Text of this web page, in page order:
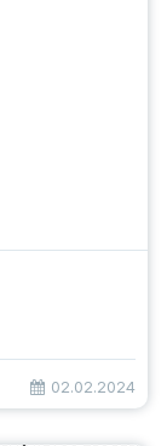
02.02.2024